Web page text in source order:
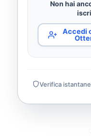
Non hai
Accedi
Verifica